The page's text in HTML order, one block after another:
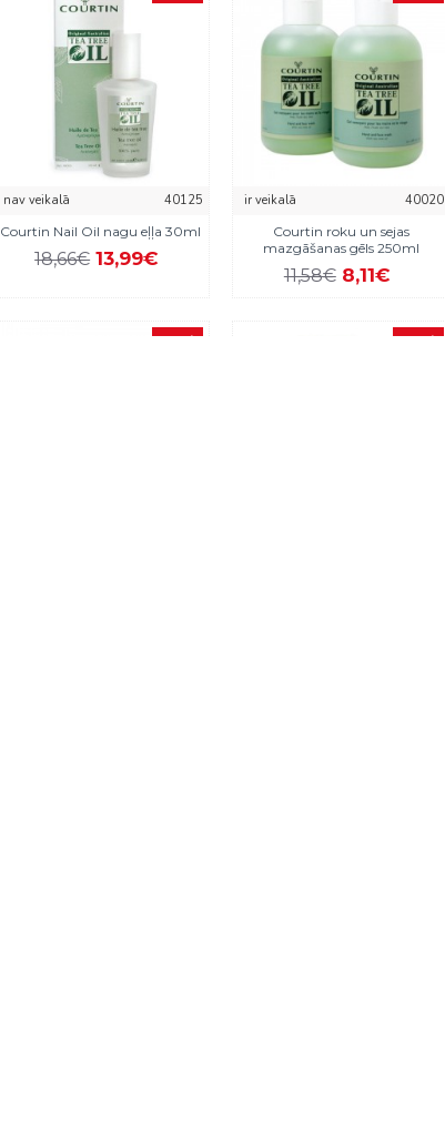
nav veikalā
40125
Courtin Nail Oil nagu eļļa 30ml
18,66€ 13,99€
ir veikalā
40020
Courtin roku un sejas
mazgāšanas gēls 250ml
11,58€ 8,11€
-30 % -40 %